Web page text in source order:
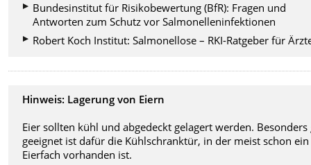
Bundesinstitut für Risikobewertung (BfR): Fragen und
Antworten zum Schutz vor Salmonelleninfektionen
Robert Koch Institut: Salmonellose – RKI-Ratgeber für
Hinweis: Lagerung von Eiern
Eier sollten kühl und abgedeckt gelagert werden. Besonders
geeignet ist dafür die Kühlschranktür, in der meist schon ein
Eierfach vorhanden ist.